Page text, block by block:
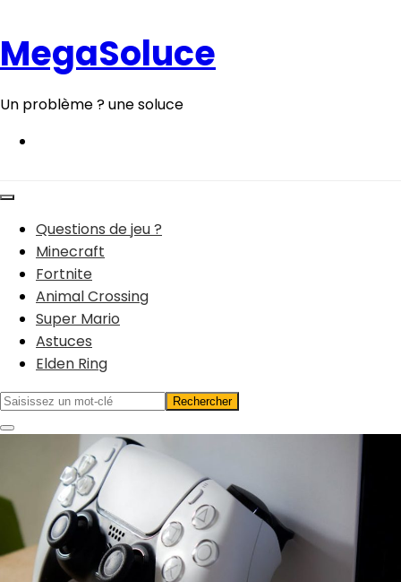
contenu
MegaSoluce
Un problème ? une soluce
Questions de jeu ?
Minecraft
Fortnite
Animal Crossing
Super Mario
Astuces
Elden Ring